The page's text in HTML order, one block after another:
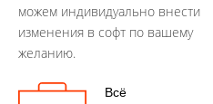
можем индивидуально внести
изменения в софт по вашему
желанию.
Всё